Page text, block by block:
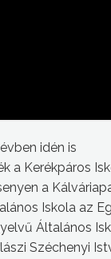
idén is
a Kerékpáros
a
Iskola az
Általános
Széchenyi